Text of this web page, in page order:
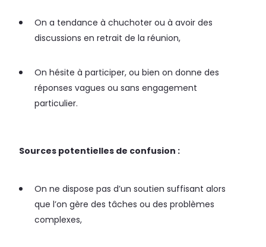
On a tendance à chuchoter ou à avoir des
discussions en retrait de la réunion,
On hésite à participer, ou bien on donne des
réponses vagues ou sans engagement
particulier.
Sources potentielles de confusion :
On ne dispose pas d’un soutien suffisant alors
que l’on gère des tâches ou des problèmes
complexes,